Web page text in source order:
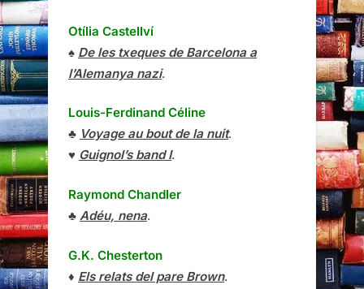
Otília Castellví
♠ De les txeques de Barcelona a
l’Alemanya nazi.
Louis-Ferdinand Céline
♣ Voyage au bout de la nuit.
♥ Guignol’s band I.
Raymond Chandler
♣ Adéu, nena.
G.K. Chesterton
♦ Els relats del pare Brown.